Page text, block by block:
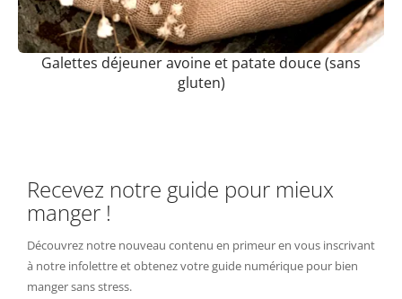
Galettes déjeuner avoine et patate douce (sans
gluten)
Recevez notre guide pour mieux
manger !
Découvrez notre nouveau contenu en primeur en vous inscrivant
à notre infolettre et obtenez votre guide numérique pour bien
manger sans stress.